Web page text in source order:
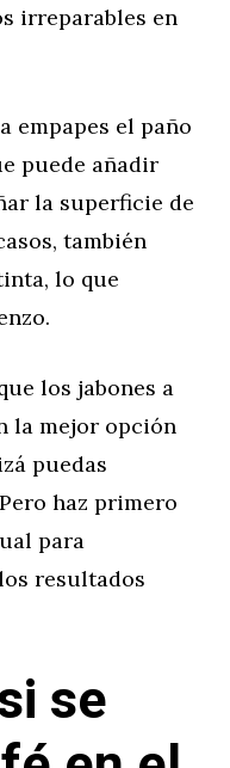
irreparables en
empapes el paño
puede añadir
la superficie de
también
lo que
los jabones a
la mejor opción
puedas
haz primero
para
resultados
se